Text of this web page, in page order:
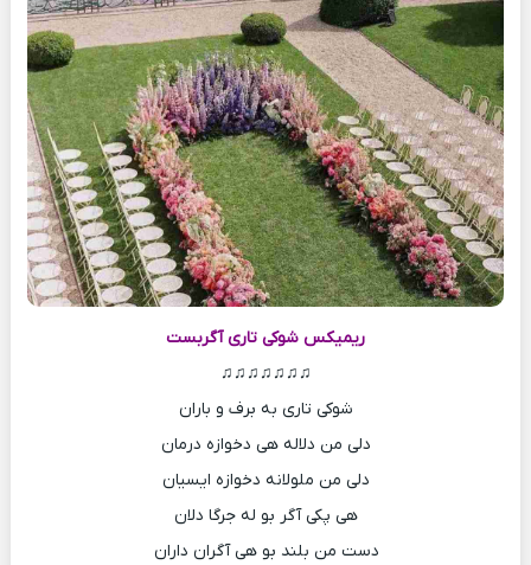
ریمیکس شوکی تاریآگربست
♫♫♫♫♫♫♫
شوکی تاری به برف و باران
دلی من دلاله هی دخوازه درمان
دلی من ملولانه دخوازه ایسیان
هی پکی آگر بو له جرگا دلان
دست من بلند بو هی آگران داران